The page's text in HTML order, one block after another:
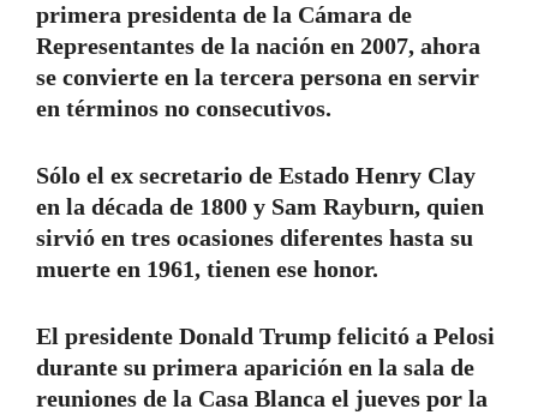
primera presidenta de la Cámara de
Representantes de la nación en 2007, ahora
se convierte en la tercera persona en servir
en términos no consecutivos.
Sólo el ex secretario de Estado Henry Clay
en la década de 1800 y Sam Rayburn, quien
sirvió en tres ocasiones diferentes hasta su
muerte en 1961, tienen ese honor.
El presidente Donald Trump felicitó a Pelosi
durante su primera aparición en la sala de
reuniones de la Casa Blanca el jueves por la